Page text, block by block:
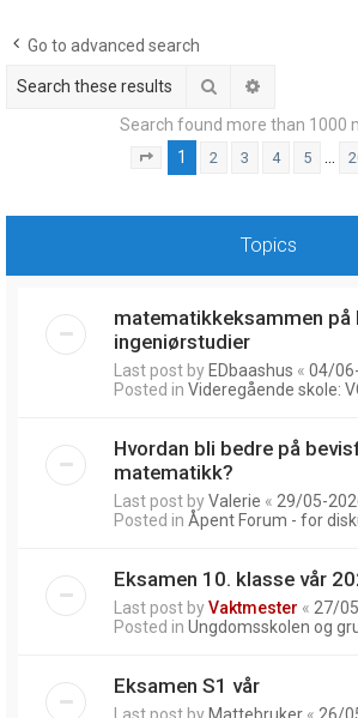
Go to advanced search
Search
Search found more than 1000
Page of 20
1 2 3 4 5
Topics
matematikkeksammen på
ingeniørstudier
Last post by EDbaashus « 04/
Posted in Videregående skole:
Hvordan bli bedre på
matematikk?
Last post byValerie « 29/05-
Posted in Åpent Forum - for
Eksamen 10. klasse vår
Last post byVaktmester « 27/
Posted in Ungdomsskolen og
Eksamen S1 vår
Last post by Mattebruker « 26/